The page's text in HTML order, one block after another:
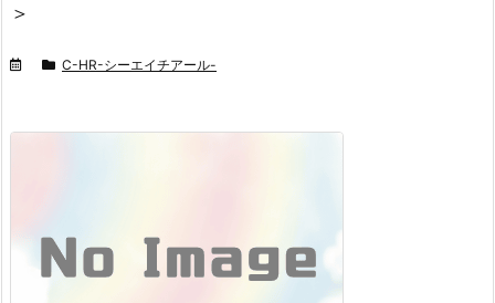
＞
C-HR-シーエイチアール-